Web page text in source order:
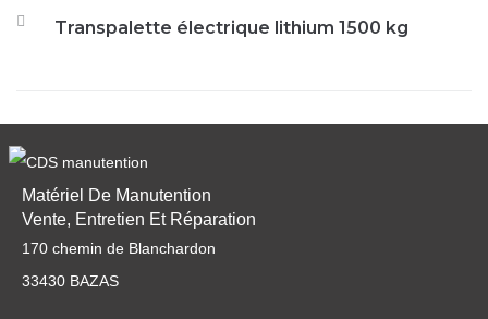
Transpalette électrique lithium 1500 kg
Matériel De Manutention
Vente, Entretien Et Réparation
170 chemin de Blanchardon
33430 BAZAS